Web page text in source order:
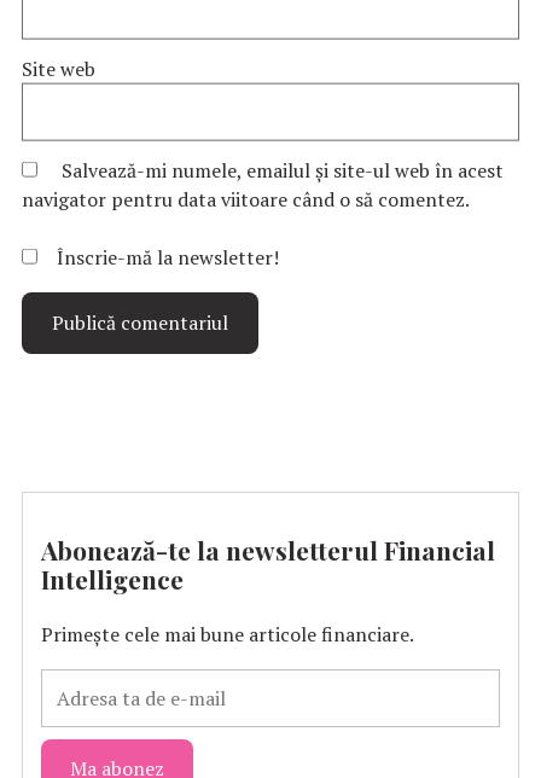
Site web
Salvează-mi numele, emailul și site-ul web în acest
navigator pentru data viitoare când o să comentez.
Înscrie-mă la newsletter!
Abonează-te la newsletterul Financial
Intelligence
Primește cele mai bune articole financiare.